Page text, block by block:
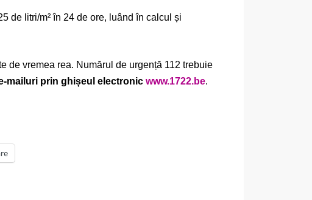
de litri/m² în 24 de ore, luând în calcul și
de vremea rea. Numărul de urgență 112 trebuie
mailuri prin ghișeul electronic www.1722.be.